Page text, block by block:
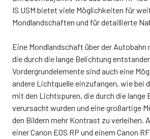
IS USM bietet viele Möglichkeiten für
Mondlandschaften und für detaillierte
Eine Mondlandschaft über der
die durch die lange Belichtung
Vordergrundelemente sind auch eine
andere Lichtquelle einzufangen, wie bei
mit den Lichtspuren, die durch die lange
verursacht wurden und eine großartige
den Bildern mehr Kontrast zu verleihen.
einer Canon EOS RP und einem Canon